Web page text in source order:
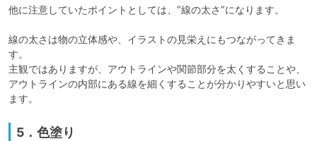
他に注意していたポイントとしては、”線の太さ”になります。
線の太さは物の立体感や、イラストの見栄えにもつながってきま
す。
主観ではありますが、アウトラインや関節部分を太くすることや、
アウトラインの内部にある線を細くすることが分かりやすいと思い
ます。
5．色塗り